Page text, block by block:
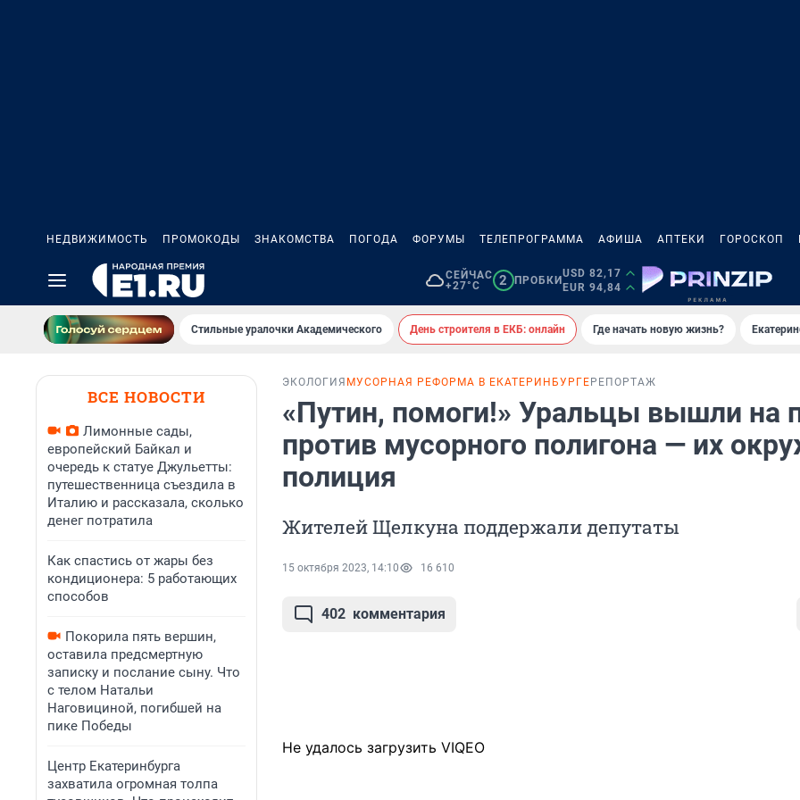
НЕДВИЖИМОСТЬ ПРОМОКОДЫ ЗНАКОМСТВА ПОГОДА ФОРУМЫ ТЕЛЕПРОГРАММА АФИША АПТЕКИ ГОРОСКОП
СЕЙЧАС
+27°C
2 ПРОБКИ
USD 82,17
EUR 94,84
Стильные уралочки Академического День строителя в ЕКБ: онлайн Где начать новую жизнь?
ВСЕ НОВОСТИ
Лимонные сады,
европейский Байкал и
очередь к статуе Джульетты:
путешественница съездила в
Италию и рассказала, сколько
денег потратила
Как спастись от жары без
кондиционера: 5 работающих
способов
Покорила пять вершин,
оставила предсмертную
записку и послание сыну. Что
с телом Натальи
Наговициной, погибшей на
пике Победы
Центр Екатеринбурга
захватила огромная толпа
ЭКОЛОГИЯ МУСОРНАЯ РЕФОРМА В ЕКАТЕРИНБУРГЕ РЕПОРТАЖ
«Путин, помоги!» Уральцы вышли на
против мусорного полигона — их
полиция
Жителей Щелкуна поддержали депутаты
15 октября 2023, 14:10 16 610
402 комментария
Не удалось загрузить VIQEO